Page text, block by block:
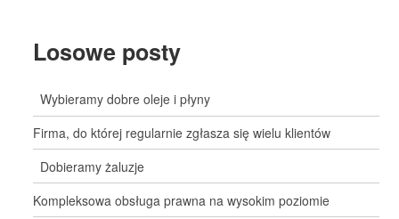
Losowe posty
Wybieramy dobre oleje i płyny
Firma, do której regularnie zgłasza się wielu klientów
Dobieramy żaluzje
Kompleksowa obsługa prawna na wysokim poziomie